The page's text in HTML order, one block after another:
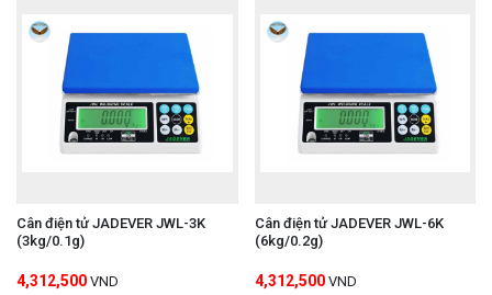
Cân điện tử JADEVER JWL-3K
(3kg/0.1g)
4,312,500 VND
Cân điện tử JADEVER JWL-6K
(6kg/0.2g)
4,312,500 VND